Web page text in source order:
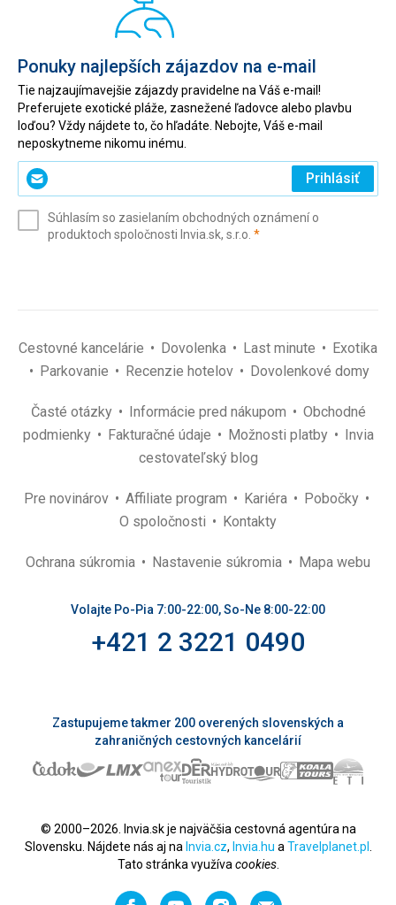
Ponuky najlepších zájazdov na e-mail
Tie najzaujímavejšie zájazdy pravidelne na Váš e-mail!
Preferujete exotické pláže, zasnežené ľadovce alebo plavbu
loďou? Vždy nájdete to, čo hľadáte. Nebojte, Váš e-mail
neposkytneme nikomu inému.
Zadajte
svoj
(povinné)
Prihlásiť
Súhlasím so zasielaním obchodných oznámení o
produktoch spoločnosti Invia.sk, s.r.o. *(povinné)
Cestovné kancelárie Dovolenka Last minute
Exotika
Parkovanie
Recenzie hotelov Dovolenkové domy
Časté otázky Informácie pred nákupom
Obchodné
podmienky
Fakturačné údaje Možnosti platby
Invia
cestovateľský blog
Pre novinárov Affiliate program Kariéra
Pobočky
O spoločnosti
Kontakty
Ochrana súkromia Nastavenie súkromia Mapa webu
Volajte Po-Pia 7:00-22:00, So-Ne 8:00-22:00
+421 2 3221 0490
Zastupujeme takmer 200 overených slovenských a
zahraničných cestovných kancelárií
© 2000–2026. Invia.sk je najväčšia cestovná agentúra na
Slovensku. Nájdete nás aj na Invia.cz, Invia.hu a Travelplanet.pl
Tato stránka využíva cookies.